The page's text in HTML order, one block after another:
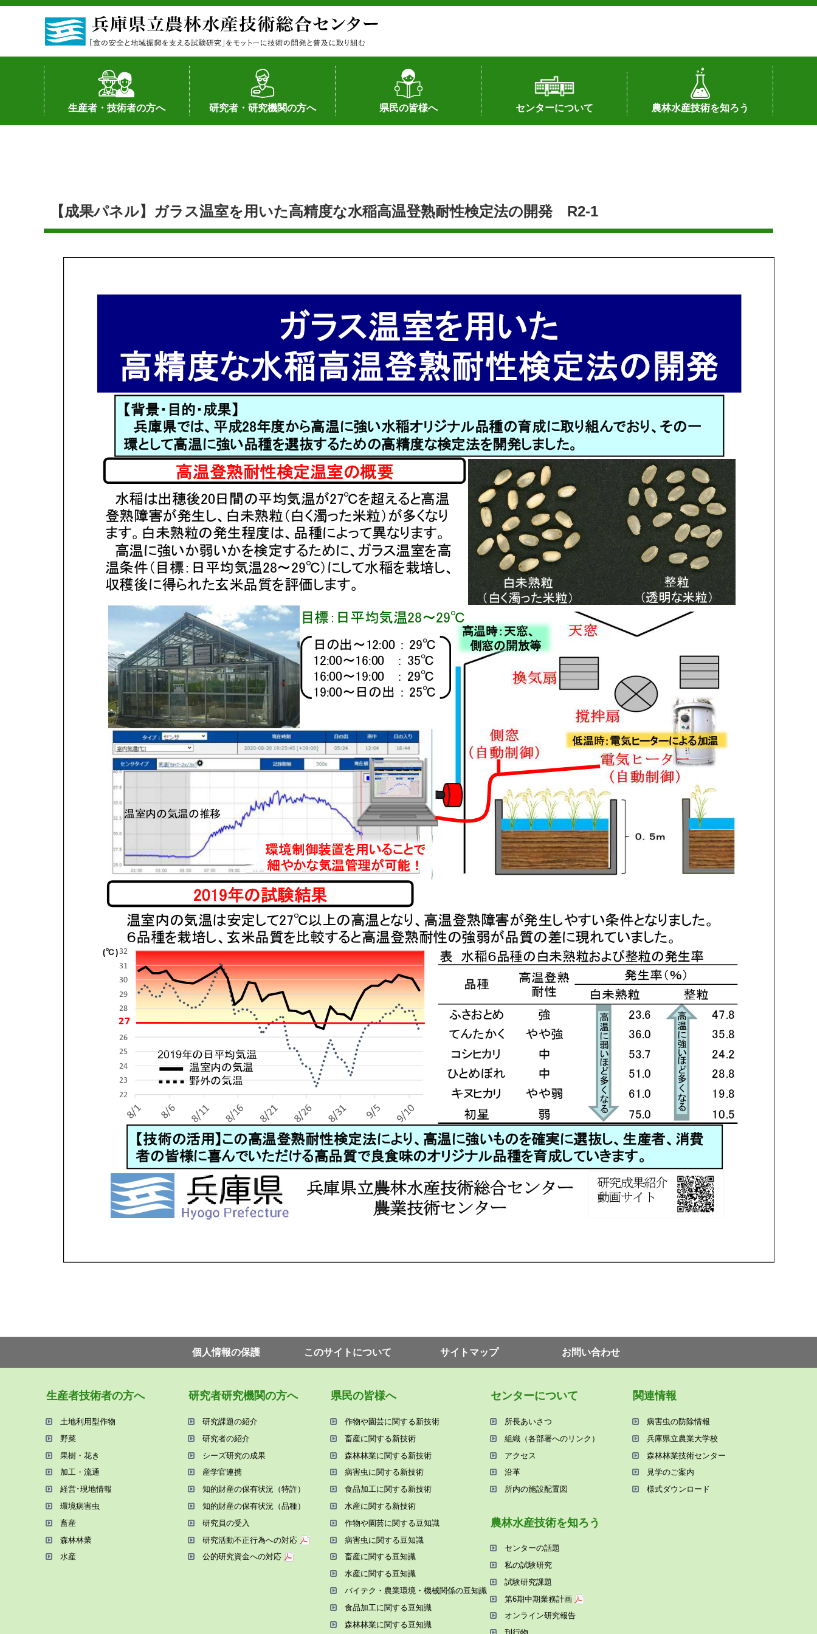
生産者・技術者の方へ
土地利用型作物
野菜
果樹・花き
加工・流通
経営･現地情報
環境病害虫
畜産
森林林業
水産
基幹種雄牛の紹介
研究者・研究機関の方へ
研究者の紹介
シーズ研究の成果
産学官連携
知的財産の保有状況（特許）
知的財産の保有状況（品種）
研究員の受入
研究活動不正行為への対応
公的研究資金への対応
県民の皆様へ
作物や園芸に関する新技術
畜産に関する新技術
森林林業に関する新技術
病害虫に関する新技術
食品加工に関する新技術
水産に関する新技術
作物や園芸に関する豆知識
病害虫に関する豆知識
畜産に関する豆知識
水産に関する豆知識
バイテク・農業環境・機械関係
食品加工に関する豆知識
森林林業に関する豆知識
センターについて
所長あいさつ
組織（各部署へのリンク）
アクセス
沿革
所内の施設配置図
農林水産技術を知ろう
センターの話題
私の試験研究
試験研究課題
第6期中期業務計画
オンライン研究報告
刊行物
知的財産に関する相談窓口
【成果パネル】ガラス温室を用いた高精度な水稲高温登熟耐性検定法の開発 R2-1
個⼈情報の保護 このサイトについて サイトマップ お問い合わせ
⽣産者技術者の⽅へ
⼟地利⽤型作物
野菜
果樹・花き
加⼯・流通
経営･現地情報
環境病害⾍
畜産
森林林業
⽔産
研究者研究機関の⽅へ
研究課題の紹介
研究者の紹介
シーズ研究の成果
産学官連携
知的財産の保有状況（特許）
知的財産の保有状況（品種）
研究員の受⼊
研究活動不正⾏為への対応
公的研究資金への対応
県⺠の皆様へ
作物や園芸に関する新技術
畜産に関する新技術
森林林業に関する新技術
病害⾍に関する新技術
⾷品加⼯に関する新技術
⽔産に関する新技術
作物や園芸に関する⾖知識
病害⾍に関する⾖知識
畜産に関する⾖知識
⽔産に関する⾖知識
バイテク・農業環境・機械関係の⾖知識
⾷品加⼯に関する⾖知識
森林林業に関する⾖知識
センターについて
所⻑あいさつ
組織（各部署へのリンク）
アクセス
沿⾰
所内の施設配置図
農林⽔産技術を知ろう
センターの話題
私の試験研究
試験研究課題
第6期中期業務計画
オンライン研究報告
関連情報
病害⾍の防除情報
兵庫県⽴農業⼤学校
森林林業技術センター
⾒学のご案内
様式ダウンロード